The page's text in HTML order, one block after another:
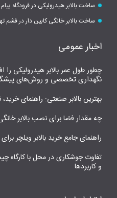
ساخت بالابر هیدرولیکی در فرودگاه
ساخت بالابر خانگی کابین دار در فشم
اخبار عمومی
چطور طول عمر بالابر هیدرولیکی
نگهداری تخصصی و روش‌های
بهترین بالابر صنعتی: راهنمای
چه مقدار فضا برای نصب بالابر
راهنمای جامع خرید بالابر ویلچر
تفاوت جوشکاری در محل با کارگاه
و کاربردها